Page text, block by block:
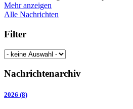
Mehr anzeigen
Alle Nachrichten
Filter
Nachrichtenarchiv
2026 (8)